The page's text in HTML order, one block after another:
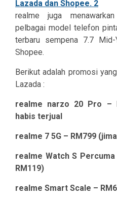
realme juga
pelbagai model telefon
terbaru sempena 7.7
Shopee.
Berikut adalah promosi
Lazada :
realme narzo 20 Pro –
habis terjual
realme 7 5G – RM799
realme Watch S
RM119)
realme Smart Scale –